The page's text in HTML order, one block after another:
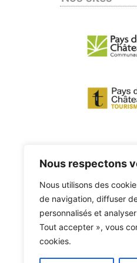
Nous respectons
Nous utilisons des
de navigation, diffuser
personnalisés et
Tout accepter », vous
cookies.